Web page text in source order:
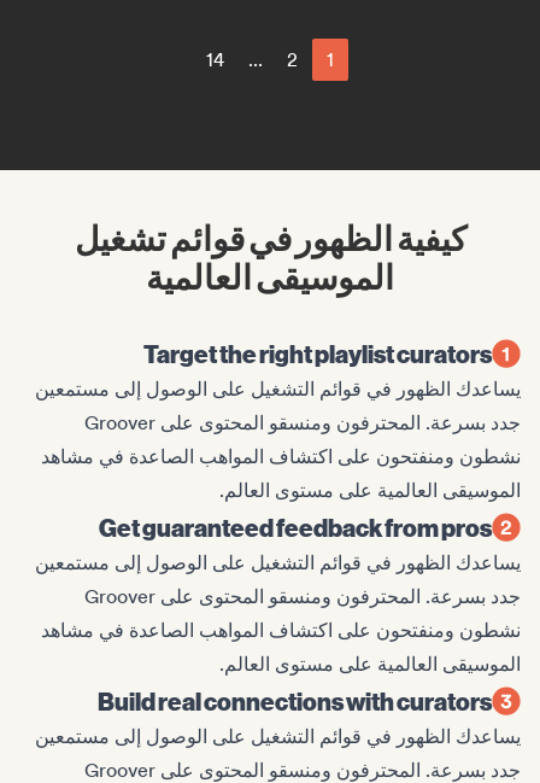
1
2
...
14
كيفية الظهور في قوائم تشغيل
الموسيقى العالمية
Target the right playlist curators
يساعدك الظهور في قوائم التشغيل على الوصول إلى مستمعين
جدد بسرعة. المحترفون ومنسقو المحتوى على Groover
نشطون ومنفتحون على اكتشاف المواهب الصاعدة في مشاهد
الموسيقى العالمية على مستوى العالم.
Get guaranteed feedback from pros
يساعدك الظهور في قوائم التشغيل على الوصول إلى مستمعين
جدد بسرعة. المحترفون ومنسقو المحتوى على Groover
نشطون ومنفتحون على اكتشاف المواهب الصاعدة في مشاهد
الموسيقى العالمية على مستوى العالم.
Build real connections with curators
يساعدك الظهور في قوائم التشغيل على الوصول إلى مستمعين
جدد بسرعة. المحترفون ومنسقو المحتوى على Groover